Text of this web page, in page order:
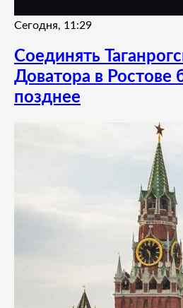
Сегодня, 11:29
Соединять
Доватора в Ростове
позднее